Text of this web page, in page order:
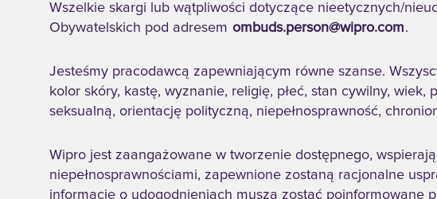
Wszelkie skargi lub wątpliwości dotyczące nieetycznych/
Obywatelskich pod adresem ombuds.person@wipro.com.
Jesteśmy pracodawcą zapewniającym równe szanse.
kolor skóry, kastę, wyznanie, religię, płeć, stan cywilny,
seksualną, orientację polityczną, niepełnosprawność,
Wipro jest zaangażowane w tworzenie dostępnego,
niepełnosprawnościami, zapewnione zostaną racjonalne
informacje o udogodnieniach muszą zostać poinformowane